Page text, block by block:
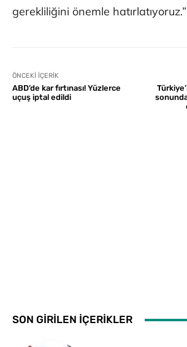
gerekliliğini önemle
ÖNCEKI İÇERIK
ABD’de kar fırtınası! Yüzlerce
uçuş iptal edildi
SON GİRİLEN İÇERİKLER